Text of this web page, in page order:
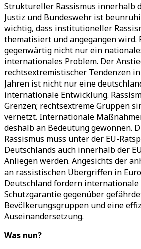
Struktureller Rassismus innerhalb
Justiz und Bundeswehr ist
wichtig, dass institutioneller
thematisiert und angegangen wird.
gegenwärtig nicht nur ein
internationales Problem. Der
rechtsextremistischer Tendenzen
Jahren ist nicht nur eine
internationale Entwicklung.
Grenzen; rechtsextreme Gruppen
vernetzt. Internationale
deshalb an Bedeutung gewonnen.
Rassismus muss unter der EU-
Deutschlands auch innerhalb der
Anliegen werden. Angesichts der
an rassistischen Übergriffen in
Deutschland fordern
Schutzgarantie gegenüber
Bevölkerungsgruppen und eine
Auseinandersetzung.
Was nun?